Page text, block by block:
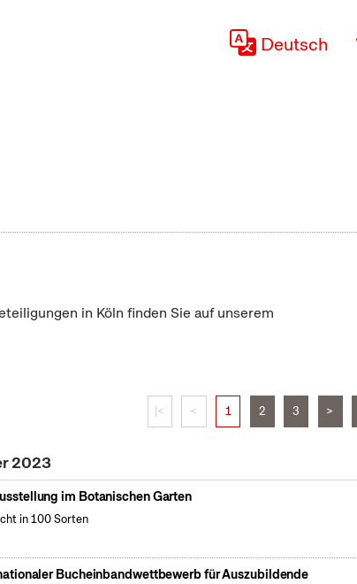
Deutsch
in Köln finden Sie auf unserem
|< < 1 2 3 >
2023
im Botanischen Garten
in 100 Sorten
Bucheinbandwettbewerb für Auszubildende